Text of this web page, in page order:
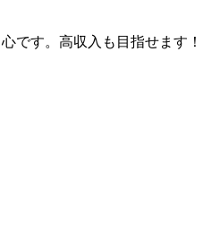
です。高収入も目指せます！